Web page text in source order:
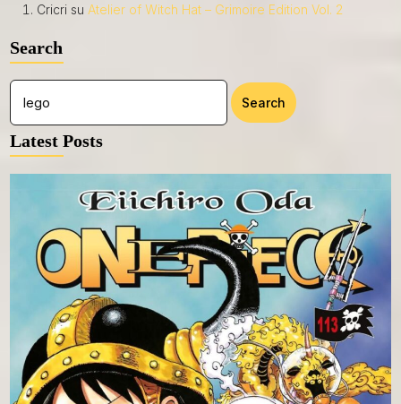
Cricri su Atelier of Witch Hat – Grimoire Edition Vol. 2
Search
Latest Posts